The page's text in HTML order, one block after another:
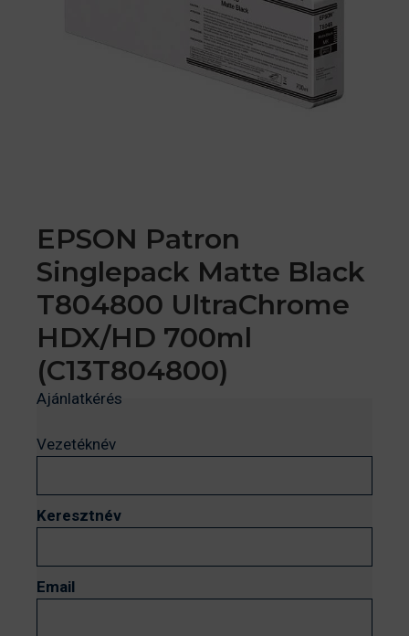
EPSON Patron
Singlepack Matte Black
T804800 UltraChrome
HDX/HD 700ml
(C13T804800)
Ajánlatkérés
Vezetéknév
Keresztnév
Email